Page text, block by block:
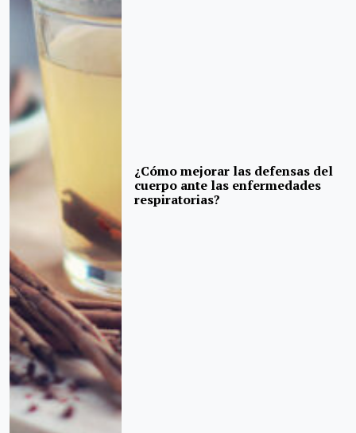
¿Cómo mejorar las defensas del
cuerpo ante las enfermedades
respiratorias?